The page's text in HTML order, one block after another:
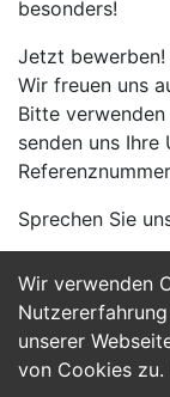
Wir verwenden
unserer
von Cookies zu.
besonders!
Jetzt bewerben!
Wir freuen uns
Bitte
senden uns
Sprechen Sie